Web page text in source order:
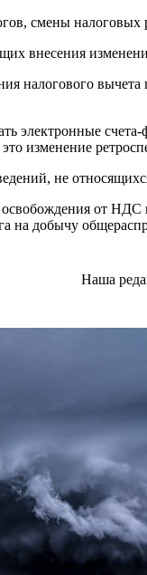
смены
внесения
налогового
электронные
изменение
не
от НДС
на добычу
Наша